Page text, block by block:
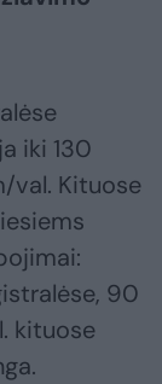
iki 130
val. Kituose
90
kituose